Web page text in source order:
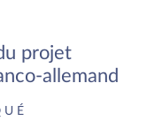
projet
allemand
U É